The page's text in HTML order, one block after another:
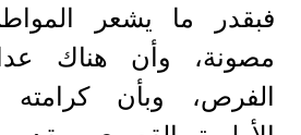
فبقدر ما يشعر
مصونة، وأن هناك
الفرص، وبأن كرامته